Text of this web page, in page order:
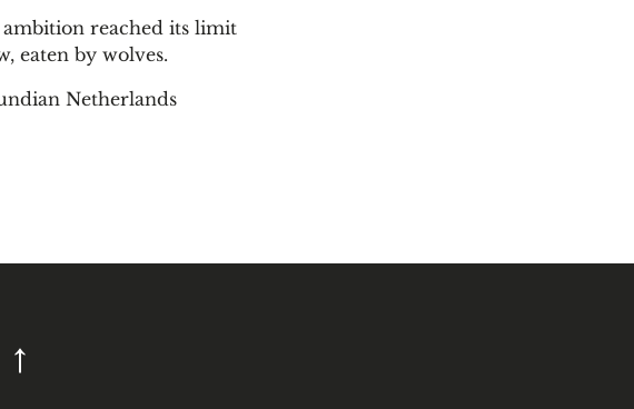
ambition reached its limit
eaten by wolves.
Netherlands